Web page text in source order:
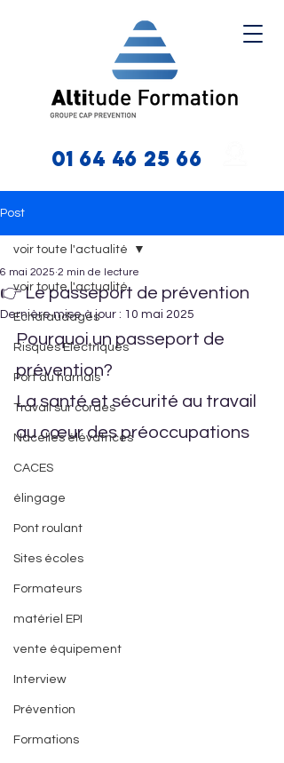
01 64 46 25 66
Post
voir toute l'actualité
Echafaudages
Risques Electriques
Port du harnais
Travail sur cordes
Nacelles élévatrices
CACES
élingage
Pont roulant
Sites écoles
Formateurs
matériel EPI
vente équipement
Interview
Prévention
Formations
voir toute l'actualité
👉 Le passeport de prévention
6 mai 2025 2 min de lecture
Dernière mise à jour : 10 mai 2025
Pourquoi un passeport de
prévention?
La santé et sécurité au travail
au cœur des préoccupations